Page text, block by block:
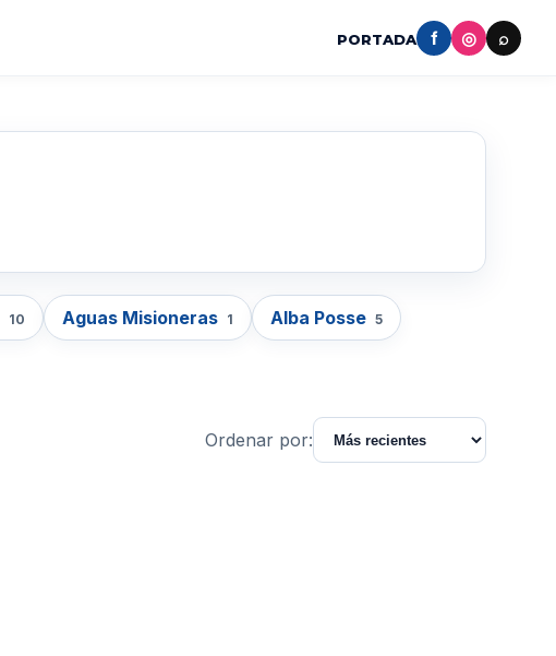
PORTADA f ◎ ⌕
10 Aguas Misioneras 1 Alba Posse 5
Ordenar por: